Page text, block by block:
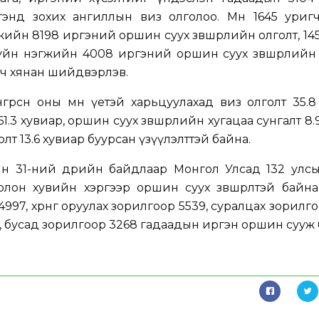
зохих ангиллын виз олголоо. Мөн 1645
8198 иргэний оршин суух зөвшөөрлийн олголт,
нэгжийн 4008 иргэний оршин суух зөвшөөрлийн
хянан шийдвэрлэв.
оны мөн үетэй харьцуулахад виз олголт
хувиар, оршин суух зөвшөөрлийн хугацаа сунгалт
13.6 хувиар буурсан үзүүлэлттэй байна.
31-ний өдрийн байдлаар Монгол Улсад 132
хувийн хэргээр оршин суух зөвшөөрөлтэй
хөрөнгө оруулах зорилгоор 5539, суралцах
бусад зорилгоор 3268 гадаадын иргэн оршин сууж